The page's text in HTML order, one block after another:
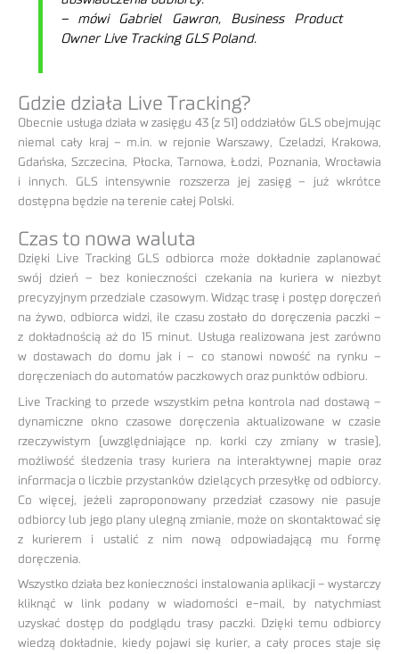
– mówi Gabriel Gawron, Business Product
Owner Live Tracking GLS Poland.
Gdzie działa Live Tracking?
Obecnie usługa działa w zasięgu 43 (z 51) oddziałów GLS obejmując
niemal cały kraj – m.in. w rejonie Warszawy, Czeladzi, Krakowa,
Gdańska, Szczecina, Płocka, Tarnowa, Łodzi, Poznania, Wrocławia
i innych. GLS intensywnie rozszerza jej zasięg – już wkrótce
dostępna będzie na terenie całej Polski.
Czas to nowa waluta
Dzięki Live Tracking GLS odbiorca może dokładnie zaplanować
swój dzień – bez konieczności czekania na kuriera w niezbyt
precyzyjnym przedziale czasowym. Widząc trasę i postęp doręczeń
na żywo, odbiorca widzi, ile czasu zostało do doręczenia paczki –
z dokładnością aż do 15 minut. Usługa realizowana jest zarówno
w dostawach do domu jak i – co stanowi nowość na rynku –
doręczeniach do automatów paczkowych oraz punktów odbioru.
Live Tracking to przede wszystkim pełna kontrola nad dostawą –
dynamiczne okno czasowe doręczenia aktualizowane w czasie
rzeczywistym (uwzględniające np. korki czy zmiany w trasie),
możliwość śledzenia trasy kuriera na interaktywnej mapie oraz
informacja o liczbie przystanków dzielących przesyłkę od odbiorcy.
Co więcej, jeżeli zaproponowany przedział czasowy nie pasuje
odbiorcy lub jego plany ulegną zmianie, może on skontaktować się
z kurierem i ustalić z nim nową odpowiadającą mu formę
doręczenia.
Wszystko działa bez konieczności instalowania aplikacji – wystarczy
kliknąć w link podany w wiadomości e-mail, by natychmiast
uzyskać dostęp do podglądu trasy paczki. Dzięki temu odbiorcy
wiedzą dokładnie, kiedy pojawi się kurier, a cały proces staje się